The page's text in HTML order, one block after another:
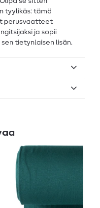
tyylikäs: tämä
perusvaatteet
ja sopii
tietynlaisen lisän.